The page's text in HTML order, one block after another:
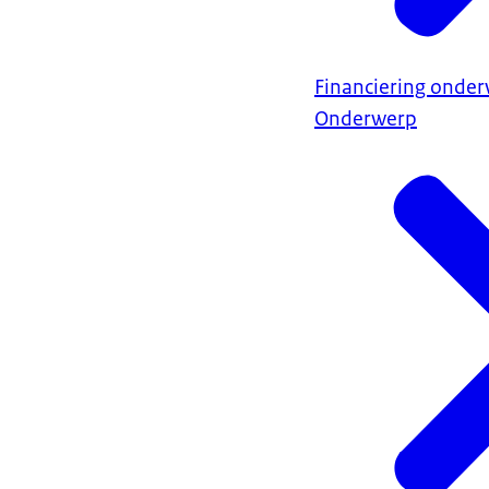
Financiering
Onderwerp